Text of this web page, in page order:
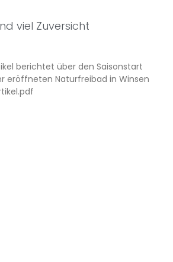
viel Zuversicht
berichtet über den Saisonstart
eröffneten Naturfreibad in Winsen